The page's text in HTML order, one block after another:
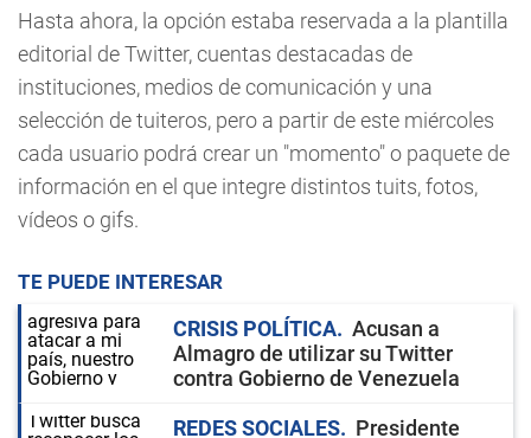
Hasta ahora, la opción estaba reservada a la plantilla
editorial de Twitter, cuentas destacadas de
instituciones, medios de comunicación y una
selección de tuiteros, pero a partir de este miércoles
cada usuario podrá crear un "momento" o paquete de
información en el que integre distintos tuits, fotos,
vídeos o gifs.
TE PUEDE INTERESAR
CRISIS POLÍTICA
Acusan a
Almagro de utilizar su Twitter
contra Gobierno de Venezuela
REDES SOCIALES
Presidente